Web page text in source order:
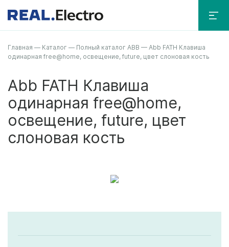
Главная — Каталог — Полный каталог ABB — Abb FATH Клавиша
одинарная free@home, освещение, future, цвет слоновая кость
Abb FATH Клавиша
одинарная free@home,
освещение, future, цвет
слоновая кость